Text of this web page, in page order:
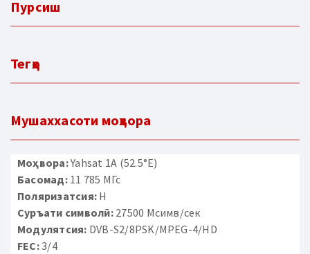
Пурсиш
Тегҳо
Мушаххасоти моҳвора
Моҳвора:Yahsat 1A (52.5°E)
Басомад:11 785 МГс
Поляризатсия: H
Суръати символӣ:27500 Мсимв/сек
Модулятсия: DVB-S2/8PSK/MPEG-4/HD
FEC:3/4